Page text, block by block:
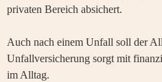
privaten Bereich absichert.
Auch nach einem Unfall soll der
Unfallversicherung sorgt mit
im Alltag.